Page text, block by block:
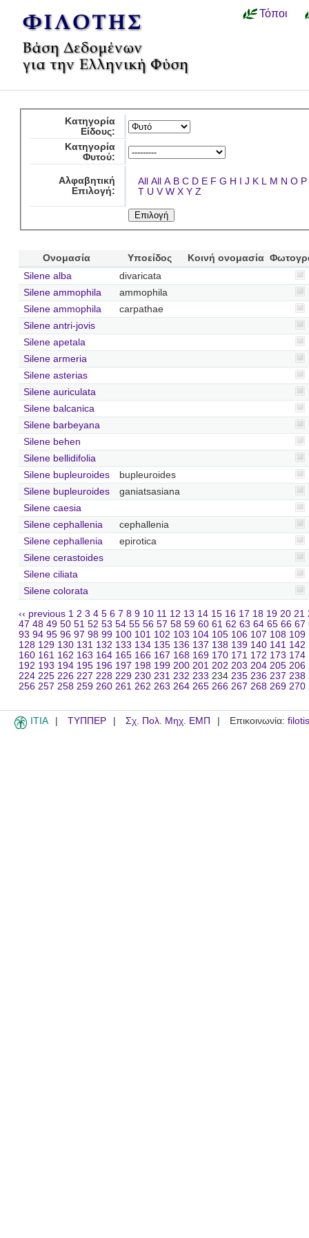
Τόποι
Κατηγορία
Είδους:
Κατηγορία
Φυτού:
Αλφαβητική
Επιλογή:
All All A B C D E F G H I J K L M N O P
T U V W X Y Z
Ονομασία Υποείδος Κοινή ονομασία
Silene alba
divaricata
Silene ammophila
ammophila
Silene ammophila
carpathae
Silene antri-jovis
Silene apetala
Silene armeria
Silene asterias
Silene auriculata
Silene balcanica
Silene barbeyana
Silene behen
Silene bellidifolia
Silene bupleuroides
bupleuroides
Silene bupleuroides
ganiatsasiana
Silene caesia
Silene cephallenia
cephallenia
Silene cephallenia
epirotica
Silene cerastoides
Silene ciliata
Silene colorata
‹‹ previous 1 2 3 4 5 6 7 8 9 10 11 12 13 14 15 16 17 18 19 20 21
47 48 49 50 51 52 53 54 55 56 57 58 59 60 61 62 63 64 65 66 67
93 94 95 96 97 98 99 100 101 102 103 104 105 106 107 108 109
128 129 130 131 132 133 134 135 136 137 138 139 140 141 142
160 161 162 163 164 165 166 167 168 169 170 171 172 173 174
192 193 194 195 196 197 198 199 200 201 202 203 204 205 206
224 225 226 227 228 229 230 231 232 233 234 235 236 237 238
256 257 258 259 260 261 262 263 264 265 266 267 268 269 270
ITIA ΤΥΠΠΕΡ Σχ. Πολ. Μηχ. ΕΜΠ Επικοινωνία: